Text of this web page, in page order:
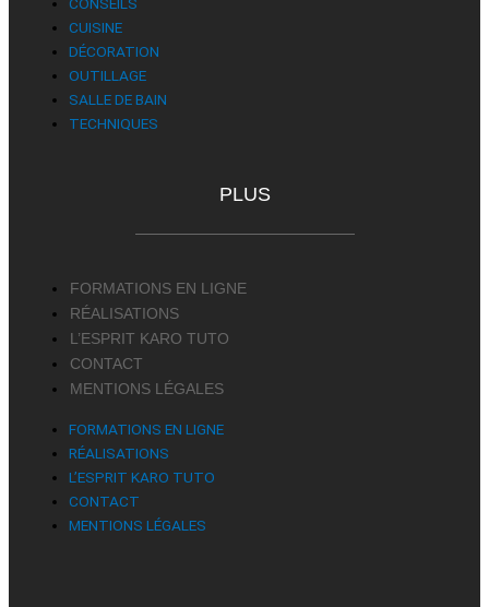
CUISINE
DÉCORATION
OUTILLAGE
SALLE DE BAIN
TECHNIQUES
PLUS
FORMATIONS EN LIGNE
RÉALISATIONS
L’ESPRIT KARO TUTO
CONTACT
MENTIONS LÉGALES
FORMATIONS EN LIGNE
RÉALISATIONS
L’ESPRIT KARO TUTO
CONTACT
MENTIONS LÉGALES